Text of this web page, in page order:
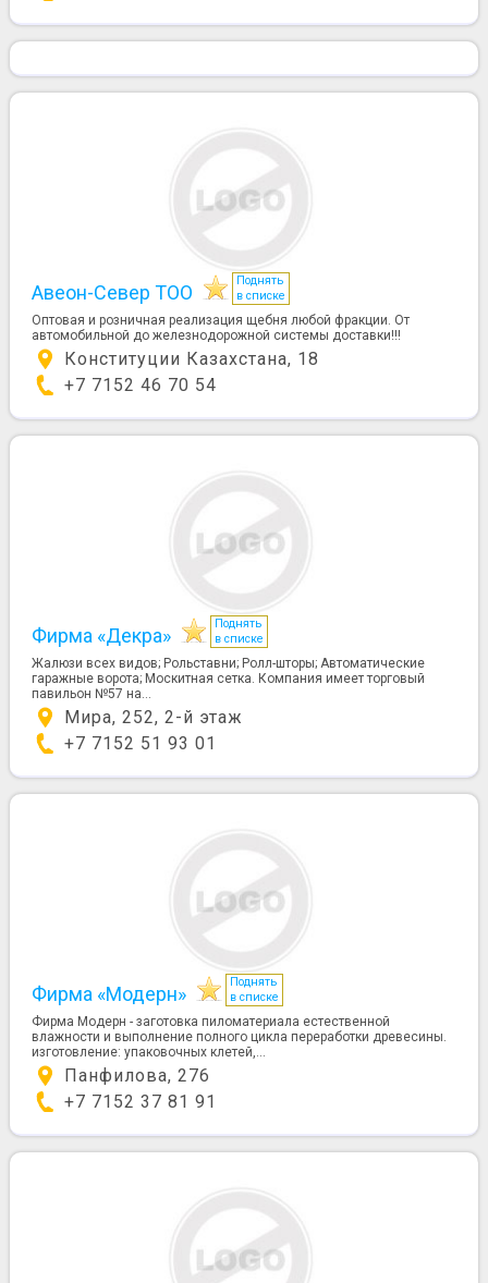
Авеон-Север ТОО
Поднять
в списке
Оптовая и розничная реализация щебня любой фракции. От
автомобильной до железнодорожной системы доставки!!!
Конституции Казахстана, 18
+7 7152 46 70 54
Фирма «Декра»
Поднять
в списке
Жалюзи всех видов; Рольставни; Ролл-шторы; Автоматические
гаражные ворота; Москитная сетка. Компания имеет торговый
павильон №57 на...
Мира, 252, 2-й этаж
+7 7152 51 93 01
Фирма «Модерн»
Поднять
в списке
Фирма Модерн - заготовка пиломатериала естественной
влажности и выполнение полного цикла переработки древесины.
изготовление: упаковочных клетей,...
Панфилова, 276
+7 7152 37 81 91